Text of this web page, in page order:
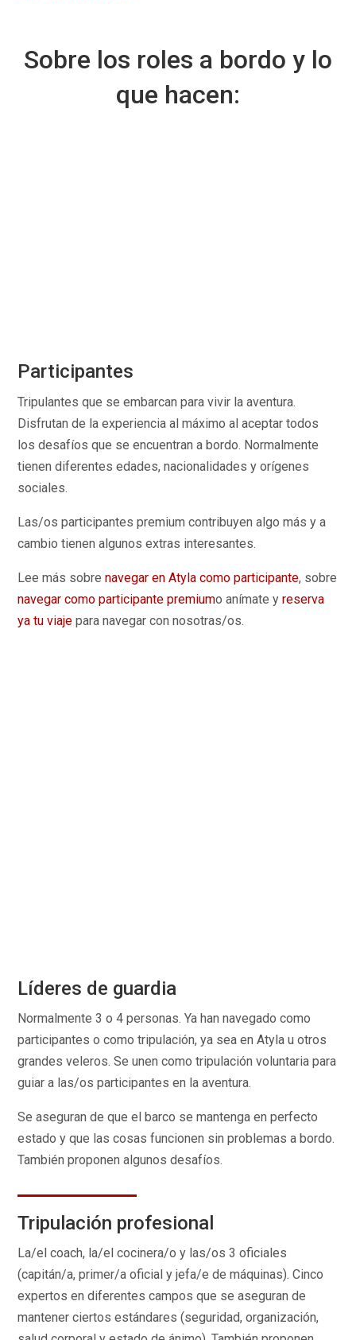
Sobre los roles a bordo y lo
que hacen:
Participantes
Tripulantes que se embarcan para vivir la aventura.
Disfrutan de la experiencia al máximo al aceptar todos
los desafíos que se encuentran a bordo. Normalmente
tienen diferentes edades, nacionalidades y orígenes
sociales.
Las/os participantes premium contribuyen algo más y a
cambio tienen algunos extras interesantes.
Lee más sobrenavegar en Atyla como participante, sobre
navegar como participante premiumo anímate yreserva
ya tu viaje para navegar con nosotras/os.
Líderes de guardia
Normalmente 3 o 4 personas. Ya han navegado como
participantes o como tripulación, ya sea en Atyla u otros
grandes veleros. Se unen como tripulación voluntaria para
guiar a las/os participantes en la aventura.
Se aseguran de que el barco se mantenga en perfecto
estado y que las cosas funcionen sin problemas a bordo.
También proponen algunos desafíos.
Tripulación profesional
La/el coach, la/el cocinera/o y las/os 3 oficiales
(capitán/a, primer/a oficial y jefa/e de máquinas). Cinco
expertos en diferentes campos que se aseguran de
mantener ciertos estándares (seguridad, organización,